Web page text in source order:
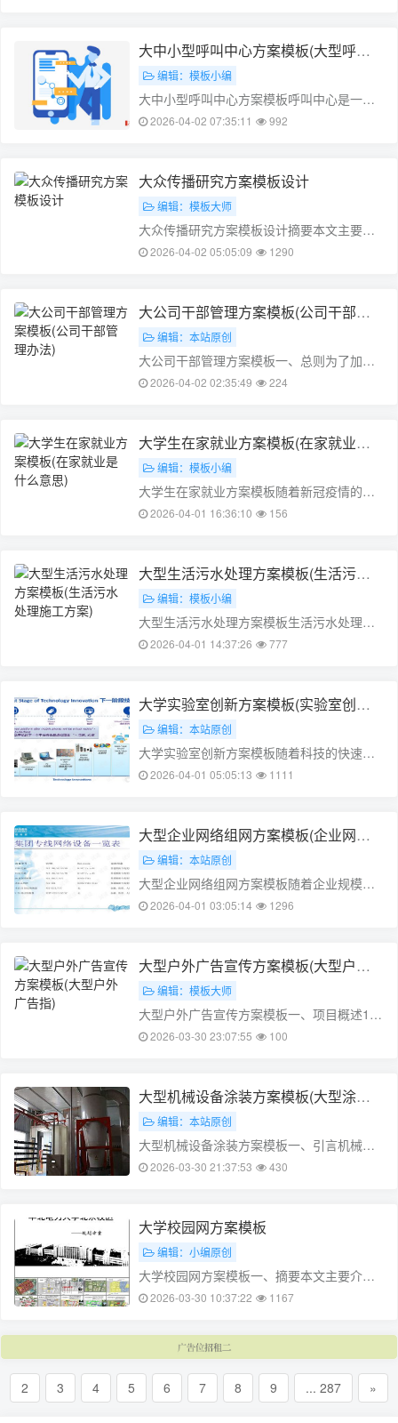
许多企业开始关注企业协同方案。本文将从
大中小企业两个层次出发，探讨企业协同方
案……
大中小型呼叫中心方案模板(大型呼叫
中心人数)
编辑：模板小编
大中小型呼叫中心方案模板呼叫中心是一种
非常重要的客户服务工具,可以提高客户满意
据自己的规模和需求,选择合适的呼叫中心方
案,并提供相应的服务。一、大中型呼……
2026-04-02 07:35:11 992
大众传播研究方案模板设计
编辑：模板大师
大众传播研究方案模板设计摘要本文主要介
绍了一种针对大众传播的研究方案模板设计,
模板设计旨在提高大众传播研究的效率和准
确性,为研究者提供一种全新的研究思路
和……
2026-04-02 05:05:09 1290
大公司干部管理方案模板(公司干部管
理办法)
编辑：本站原创
大公司干部管理方案模板一、总则为了加强
公司干部管理，提高公司管理水平，根据
1. 加强公司干部队伍建设，提高干部素质，
为公司发展提供强有力的人才保障。……
2026-04-02 02:35:49 224
大学生在家就业方案模板(在家就业是
什么意思)
编辑：模板小编
大学生在家就业方案模板随着新冠疫情的持
续影响，很多大学生陷入了就业困境。为了
就业1. 利用网络资源在家就业期间，我们可
以利用网络资源寻找工作机会。我们……
2026-04-01 16:36:10 156
大型生活污水处理方案模板(生活污水
处理施工方案)
编辑：模板小编
大型生活污水处理方案模板生活污水处理是
项重要的任务,涉及到人们的生活环境和健康
一、方案概述本方案是一种针对大型生活污
水处理的通用模板。适用于城市、乡镇……
2026-04-01 14:37:26 777
大学实验室创新方案模板(实验室创新
建议100条)
编辑：本站原创
大学实验室创新方案模板随着科技的快速发
展,大学实验室已成为创新的重要源泉之一。
何有效推进实验室的创新发展。一、实验室
创新方案的模板1. 项目概述实……
2026-04-01 05:05:13 1111
大型企业网络组网方案模板(企业网络
组网技术有哪些)
编辑：本站原创
大型企业网络组网方案模板随着企业规模的
扩大,网络架构也需要不断地进行升级和改进,
灵活性和高效性等特点,以便企业能够更快地
部署和管理网络,提高工作效率和业务竞……
2026-04-01 03:05:14 1296
大型户外广告宣传方案模板(大型户外
广告指)
编辑：模板大师
大型户外广告宣传方案模板一、项目概述1.
项目概述本项目旨在为某知名品牌汽车制定
平面广告、影视广告、网络广告等多种形
式，旨在提高品牌曝光率，促进销售。……
2026-03-30 23:07:55 100
大型机械设备涂装方案模板(大型涂装
设备生产厂家)
编辑：本站原创
大型机械设备涂装方案模板一、引言机械设
备在现代工业生产中扮演着重要的角色，其
了提高机械设备的整体形象，减少设备在运
行过程中因为摩擦而导致的磨损，延长设备
使……
2026-03-30 21:37:53 430
大学校园网方案模板
编辑：小编原创
大学校园网方案模板一、摘要本文主要介绍
了大学校园网方案模板的设计原则和实施步
在现代高校网络建设中的重要性，然后分析
了方案模板的设计原则，包括安全性、易用
性、可维护性和可扩展性。接着，文章介绍
了……
2026-03-30 10:37:22 1167
2 3 4 5 6 7 8 9 ... 287 »